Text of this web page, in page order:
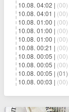
10.08. 04:02 | (00)
10.08. 04:01 | (00)
10.08. 01:00 | (00)
10.08. 01:00 | (00)
10.08. 01:00 | (00)
10.08. 00:21 | (00)
10.08. 00:05 | (00)
10.08. 00:05 | (00)
10.08. 00:05 | (01)
10.08. 00:03 | (00)